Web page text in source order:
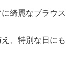
綺麗なブラウス
、特別な日にも